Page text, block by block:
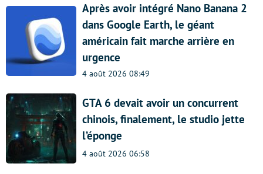
Après avoir intégré Nano Banana 2
dans Google Earth, le géant
américain fait marche arrière en
urgence
4 août 2026 08:49
GTA 6 devait avoir un concurrent
chinois, finalement, le studio jette
l’éponge
4 août 2026 06:58